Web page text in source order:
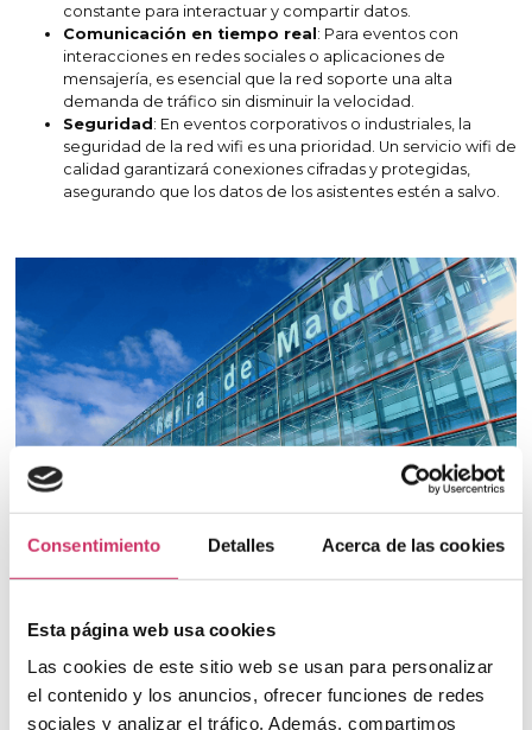
Consentimiento Detalles Acerca de las cookies
Esta página web usa cookies
Las cookies de este sitio web se usan para personalizar
el contenido y los anuncios, ofrecer funciones de redes
sociales y analizar el tráfico. Además, compartimos
constante para interactuar y compartir datos.
Comunicación en tiempo real : Para eventos con
interacciones en redes sociales o aplicaciones de
mensajería, es esencial que la red soporte una alta
demanda de tráfico sin disminuir la velocidad.
Seguridad : En eventos corporativos o industriales, la
seguridad de la red wifi es una prioridad. Un servicio wifi de
calidad garantizará conexiones cifradas y protegidas,
asegurando que los datos de los asistentes estén a salvo.
3. Cómo elegir el